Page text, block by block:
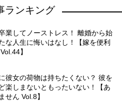
ランキング
業してノーストレス！ 離婚から始
な人生に悔いはなし！【嫁を便利
】
彼女の荷物は持ちたくない？ 彼を
楽しまないともったいない！【あ
せん Vol.8】